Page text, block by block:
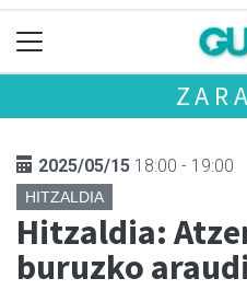
2025/05/15 18:00 - 19:00
HITZALDIA
Hitzaldia:
buruzko